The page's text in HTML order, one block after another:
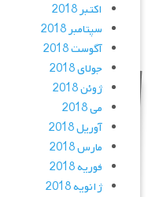
اکتبر 2018
سپتامبر 2018
آگوست 2018
جولای 2018
ژوئن 2018
می 2018
آوریل 2018
مارس 2018
فوریه 2018
ژانویه 2018